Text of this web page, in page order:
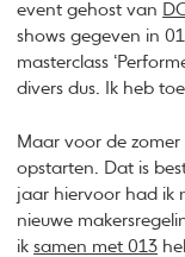
event gehost van
shows gegeven in
masterclass
divers dus. Ik heb
Maar voor de
opstarten. Dat is
jaar hiervoor had ik
nieuwe
iksamen met 013